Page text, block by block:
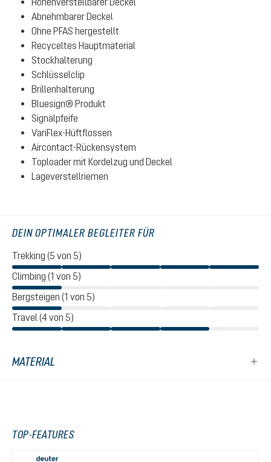
Abnehmbarer Deckel
Ohne PFAS hergestellt
Recyceltes Hauptmaterial
Stockhalterung
Schlüsselclip
Brillenhalterung
Bluesign® Produkt
Signalpfeife
VariFlex-Hüftflossen
Aircontact-Rückensystem
Toploader mit Kordelzug und Deckel
Lageverstellriemen
DEIN OPTIMALER BEGLEITER FÜR
Trekking (5 von 5)
Climbing (1 von 5)
Bergsteigen (1 von 5)
Travel (4 von 5)
MATERIAL
TOP-FEATURES